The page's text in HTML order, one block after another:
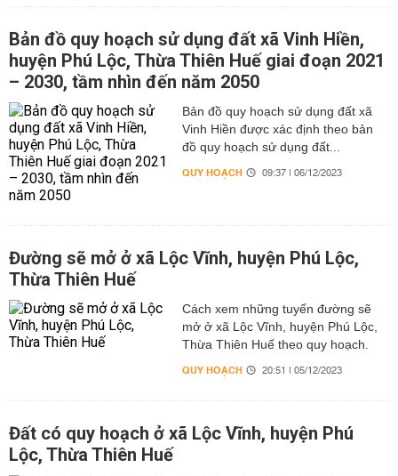
Bản đồ quy hoạch sử dụng đất xã Vinh Hiền,
huyện Phú Lộc, Thừa Thiên Huế giai đoạn 2021
– 2030, tầm nhìn đến năm 2050
Bản đồ quy hoạch sử dụng đất xã
Vinh Hiền được xác định theo bản
đồ quy hoạch sử dụng đất...
QUY HOẠCH 09:37 | 06/12/2023
Đường sẽ mở ở xã Lộc Vĩnh, huyện Phú Lộc,
Thừa Thiên Huế
Cách xem những tuyến đường sẽ
mở ở xã Lộc Vĩnh, huyện Phú Lộc,
Thừa Thiên Huế theo quy hoạch.
QUY HOẠCH 20:51 | 05/12/2023
Đất có quy hoạch ở xã Lộc Vĩnh, huyện Phú
Lộc, Thừa Thiên Huế